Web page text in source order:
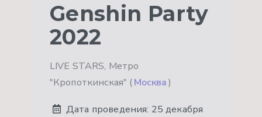
Genshin Party
2022
LIVE STARS, Метро
"Кропоткинская" (Москва)
Дата проведения: 25 декабря